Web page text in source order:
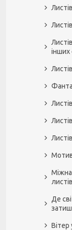
інших
Де
Вітер